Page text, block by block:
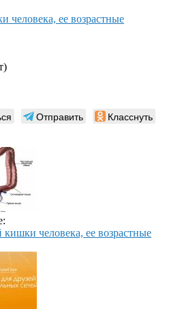
человека, ее возрастные
Отправить Класснуть
человека, ее возрастные